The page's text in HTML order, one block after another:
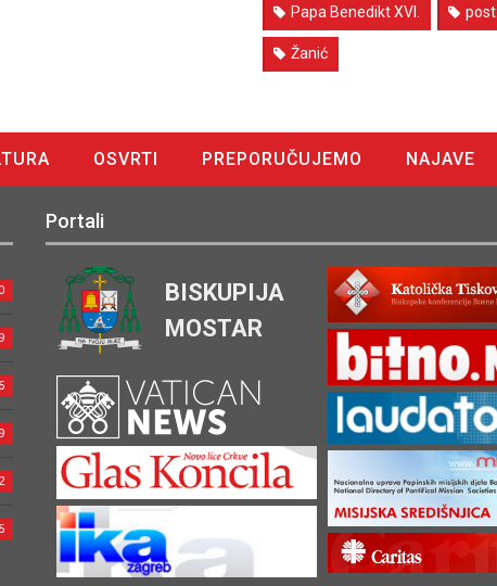
Papa Benedikt XVI. post
Žanić
OSVRTI PREPORUČUJEMO
NAJAVE
Portali
BISKUPIJA
MOSTAR